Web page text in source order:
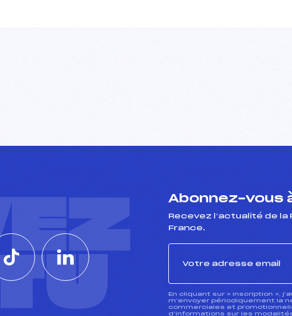
Abonnez-vous
Recevez l’actualité de la
France.
En cliquant sur « inscription »,
m’envoyer périodiquement la
commerciales et
d’informations sur les